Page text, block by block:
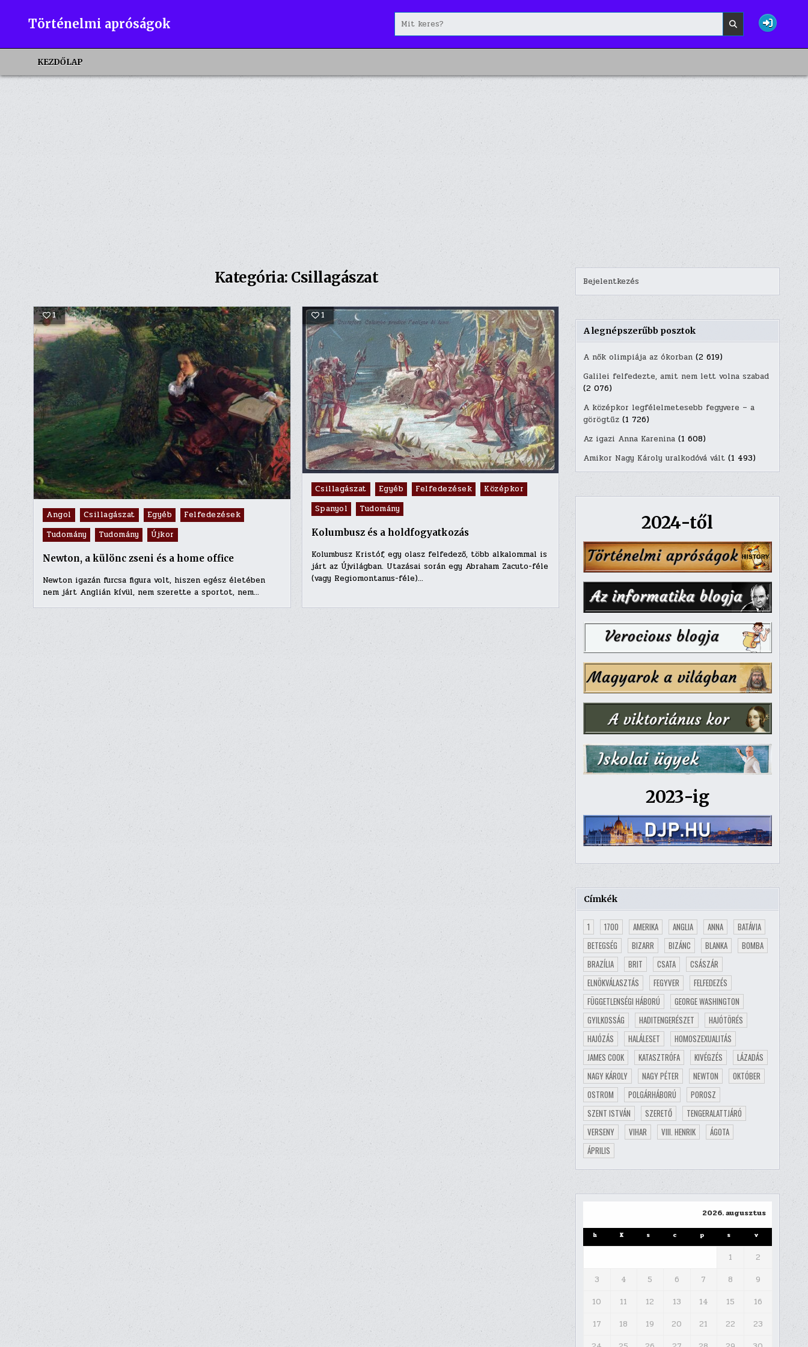
contentTörténelmi apróságok
for:
KEZDŐLAP
Kategória: Csillagászat
1
Posted
in
Angol Csillagászat Egyéb
Felfedezések
Tudomány
Tudomány Újkor
Newton, a különc zseni és a home office
Newton igazán furcsa figura volt, hiszen egész életében
nem járt Anglián kívül, nem szerette a sportot, nem…
1
Posted
in
Csillagászat Egyéb Felfedezések
Középkor
Spanyol
Tudomány
Kolumbusz és a holdfogyatkozás
Kolumbusz Kristóf, egy olasz felfedező, több alkalommal is
járt az Újvilágban. Utazásai során egy Abraham Zacuto-féle
(vagy Regiomontanus-féle)…
Bejelentkezés
A legnépszerűbb posztok
A nők olimpiája az ókorban (2 619)
Galilei felfedezte, amit nem lett volna szabad
(2 076)
A középkor legfélelmetesebb fegyvere – a
görögtűz (1 726)
Az igazi Anna Karenina (1 608)
Amikor Nagy Károly uralkodóvá vált (1 493)
2024-től
2023-ig
Címkék
1 1700 AMERIKA ANGLIA ANNA
BATÁVIA
BETEGSÉG
BIZARR BIZÁNC BLANKA
BOMBA
BRAZÍLIA
BRIT CSATA
CSÁSZÁR
ELNÖKVÁLASZTÁS
FEGYVER
FELFEDEZÉS
FÜGGETLENSÉGI HÁBORÚ
GEORGE WASHINGTON
GYILKOSSÁG
HADITENGERÉSZET
HAJÓTÖRÉS
HAJÓZÁS
HALÁLESET
HOMOSZEXUALITÁS
JAMES COOK
KATASZTRÓFA KIVÉGZÉS
LÁZADÁS
NAGY KÁROLY
NAGY PÉTER NEWTON
OKTÓBER
OSTROM
POLGÁRHÁBORÚ
POROSZ
SZENT ISTVÁN
SZERETŐ
TENGERALATTJÁRÓ
VERSENY
VIHAR VIII. HENRIK
ÁGOTA
ÁPRILIS
2026. augusztus
h K s c p s v
1
2
3
4 5 6 7 8
9
10
11 12 13 14 15
16
17
18 19 20 21 22
23